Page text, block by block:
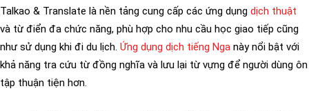
Talkao & Translate là nền tảng cung cấp các ứng dụng dịch thuật
và từ điển đa chức năng, phù hợp cho nhu cầu học giao tiếp cũng
như sử dụng khi đi du lịch. Ứng dụng dịch tiếng Nga này nổi bật với
khả năng tra cứu từ đồng nghĩa và lưu lại từ vựng để người dùng ôn
tập thuận tiện hơn.